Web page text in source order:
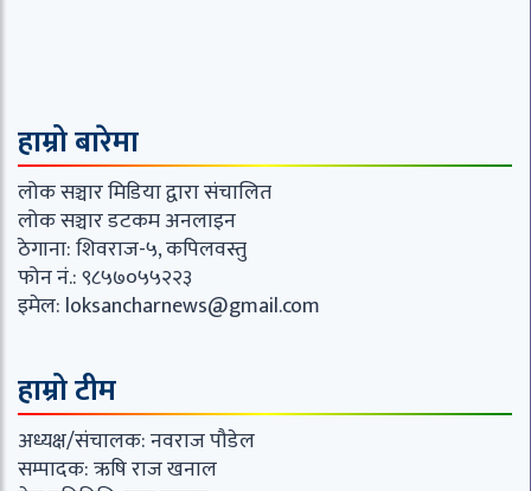
हाम्रो बारेमा
लोक सञ्चार मिडिया द्वारा संचालित
लोक सञ्चार डटकम अनलाइन
ठेगाना: शिवराज-५, कपिलवस्तु
फोन नं.: ९८५७०५५२२३
इमेल: loksancharnews@gmail.com
हाम्रो टीम
अध्यक्ष/संचालक: नवराज पौडेल
सम्पादक: ऋषि राज खनाल